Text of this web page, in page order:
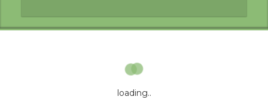
loading..